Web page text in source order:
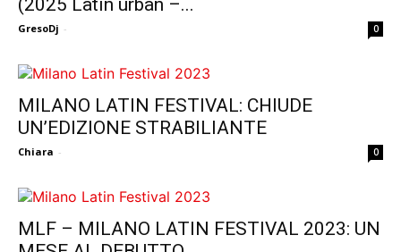
(2025 Latin urban –...
GresoDj - 0
MILANO LATIN FESTIVAL: CHIUDE
UN’EDIZIONE STRABILIANTE
Chiara - 0
MLF – MILANO LATIN FESTIVAL 2023: UN